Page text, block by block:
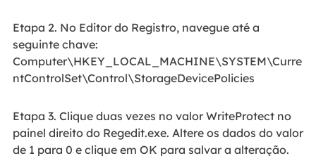
Etapa 2. No Editor do Registro, navegue até a
seguinte chave:
Computer\HKEY_LOCAL_MACHINE\SYSTEM\Curre
ntControlSet\Control\StorageDevicePolicies
Etapa 3. Clique duas vezes no valor WriteProtect no
painel direito do Regedit.exe. Altere os dados do valor
de 1 para 0 e clique em OK para salvar a alteração.